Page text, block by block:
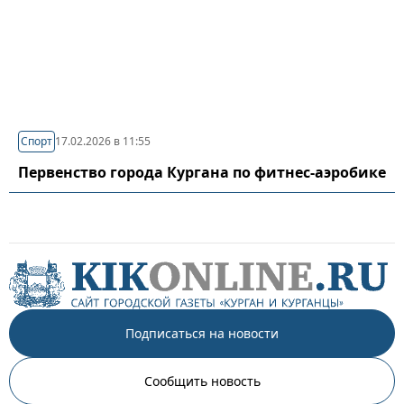
Спорт 17.02.2026 в 11:55
Первенство города Кургана по фитнес-аэробике
Подписаться на новости
Сообщить новость